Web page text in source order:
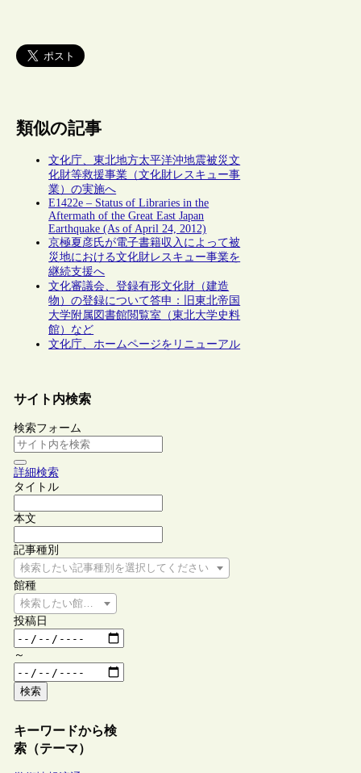
類似の記事
文化庁、東北地方太平洋沖地震被災文
化財等救援事業（文化財レスキュー事
業）の実施へ
E1422e – Status of Libraries in the
Aftermath of the Great East Japan
Earthquake (As of April 24, 2012)
京極夏彦氏が電子書籍収入によって被
災地における文化財レスキュー事業を
継続支援へ
文化審議会、登録有形文化財（建造
物）の登録について答申：旧東北帝国
大学附属図書館閲覧室（東北大学史料
館）など
文化庁、ホームページをリニューアル
サイト内検索
検索フォーム
詳細検索
タイトル
本文
記事種別
検索したい記事種別を選択してください
館種
検索したい館種を選択してください
投稿日
～
検索
キーワードから検
索（テーマ）